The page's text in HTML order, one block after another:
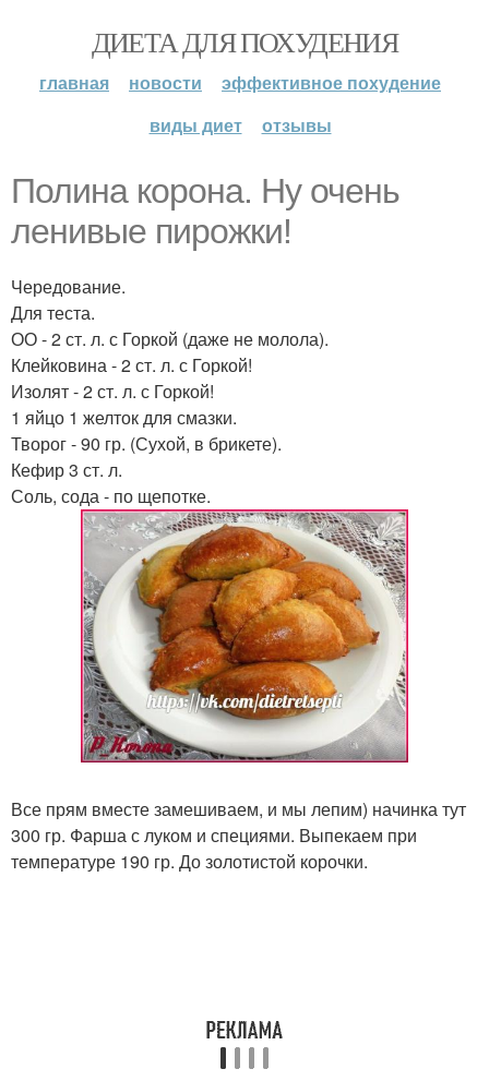
ДИЕТА ДЛЯ ПОХУДЕНИЯ
главная новости
эффективное похудение
виды диет
отзывы
Полина корона. Ну очень
ленивые пирожки!
Чередование.
Для теста.
ОО - 2 ст. л. с Горкой (даже не молола).
Клейковина - 2 ст. л. с Горкой!
Изолят - 2 ст. л. с Горкой!
1 яйцо 1 желток для смазки.
Творог - 90 гр. (Сухой, в брикете).
Кефир 3 ст. л.
Соль, сода - по щепотке.
Все прям вместе замешиваем, и мы лепим) начинка тут
300 гр. Фарша с луком и специями. Выпекаем при
температуре 190 гр. До золотистой корочки.